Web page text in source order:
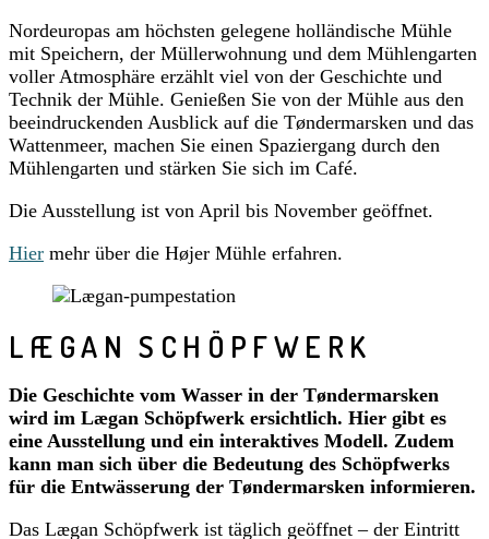
Nordeuropas am höchsten gelegene holländische Mühle
mit Speichern, der Müllerwohnung und dem Mühlengarten
voller Atmosphäre erzählt viel von der Geschichte und
Technik der Mühle. Genießen Sie von der Mühle aus den
beeindruckenden Ausblick auf die Tøndermarsken und das
Wattenmeer, machen Sie einen Spaziergang durch den
Mühlengarten und stärken Sie sich im Café.
Die Ausstellung ist von April bis November geöffnet.
Hier mehr über die Højer Mühle erfahren.
LÆGAN SCHÖPFWERK
Die Geschichte vom Wasser in der Tøndermarsken
wird im Lægan Schöpfwerk ersichtlich. Hier gibt es
eine Ausstellung und ein interaktives Modell. Zudem
kann man sich über die Bedeutung des Schöpfwerks
für die Entwässerung der Tøndermarsken informieren.
Das Lægan Schöpfwerk ist täglich geöffnet – der Eintritt